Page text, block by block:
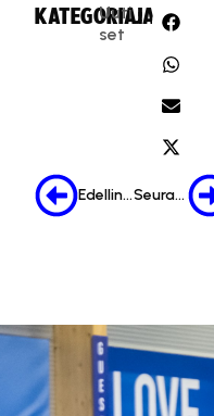
KATEGORIA:
Uuti
set
JAA:
Edellinen Seuraava